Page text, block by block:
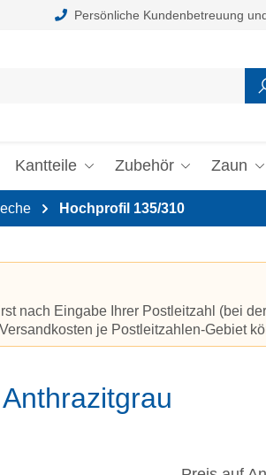
Persönliche Kundenbetreuung
Kantteile Zubehör Zaun
Hochprofil 135/310
nach Eingabe Ihrer Postleitzahl (bei
je Postleitzahlen-Gebiet